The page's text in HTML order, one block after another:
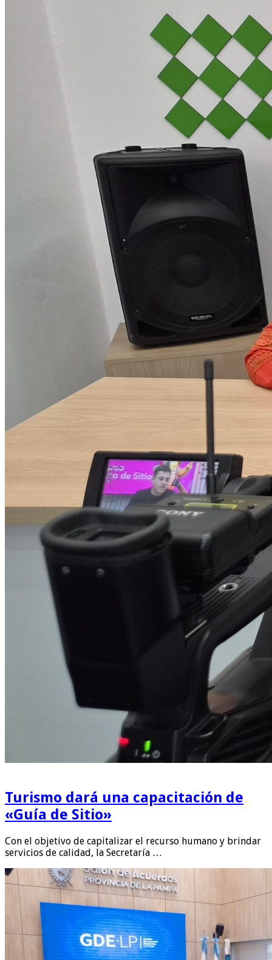
Turismo dará una capacitación de
«Guía de Sitio»
Con el objetivo de capitalizar el recurso humano y brindar
servicios de calidad, la Secretaría …